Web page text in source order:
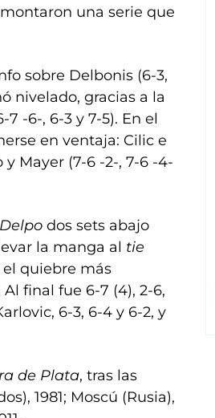
una serie que
sobre Delbonis (6-3,
nivelado, gracias a la
7 -6-, 6-3 y 7-5). En el
en ventaja: Cilic e
Mayer (7-6 -2-, 7-6 -4-
Delpo dos sets abajo
la manga al tie
el quiebre más
final fue 6-7 (4), 2-6,
6-3, 6-4 y 6-2, y
de Plata, tras las
1981; Moscú (Rusia),